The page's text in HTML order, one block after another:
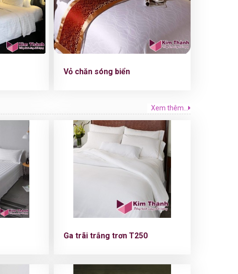
Vỏ chăn sóng biển
Xem thêm...
Ga trãi trắng trơn T250